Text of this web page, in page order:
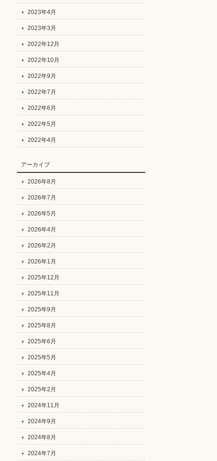
2023年4月
2023年3月
2022年12月
2022年10月
2022年9月
2022年7月
2022年6月
2022年5月
2022年4月
アーカイブ
2026年8月
2026年7月
2026年5月
2026年4月
2026年2月
2026年1月
2025年12月
2025年11月
2025年9月
2025年8月
2025年6月
2025年5月
2025年4月
2025年2月
2024年11月
2024年9月
2024年8月
2024年7月